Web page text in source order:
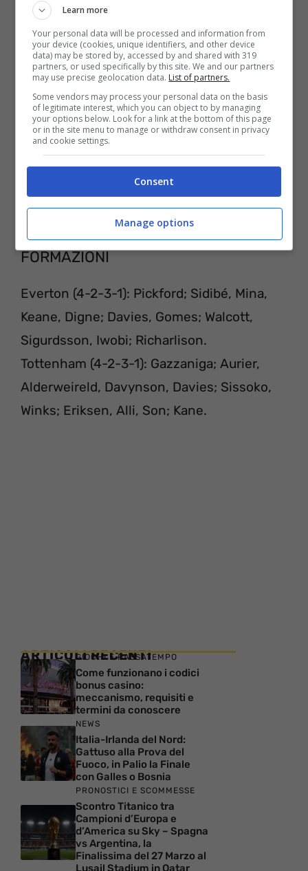
personal computer.
EVERTON-TOTTENHAM PROBABILI
FORMAZIONI
Everton (4-2-3-1): Pickford; Sidibé, Mina,
Keane, Digne; Davies, Gomes; Walcott,
Sigurdsson, Iwobi; Richarlison.
Tottenham (4-2-3-1): Gazzaniga; Aurier,
Alderweireld, Davynson, Davies; Sissoko,
Winks; Eriksen, Alli, Son; Kane.
ARTICOLI RECENTI
GIOCHI E PASSATEMPO
Come funzionano i codici
bonus casino:
meccanismo, requisiti e
termini da conoscere
NEWS
Italia-Irlanda del Nord:
Gattuso alla Prova del
Fuoco, in Palio la Finale
con Galles o Bosnia
PRONOSTICI E SCOMMESSE
Scontro Titanico tra
Campioni d’Europa e
d’America su Sky – Spagna
vs Argentina, la
Finalissima del 27 Marzo al
Lusail Stadium in Qatar
Learn more
Your personal data will be processed and information from
your device (cookies, unique identifiers, and other device
data) may be stored by, accessed by and shared with 319
partners, or used specifically by this site. We and our partners
may use precise geolocation data. List of partners.
Some vendors may process your personal data on the basis
of legitimate interest, which you can object to by managing
your options below. Look for a link at the bottom of this page
or in the site menu to manage or withdraw consent in privacy
and cookie settings.
Consent
Manage options